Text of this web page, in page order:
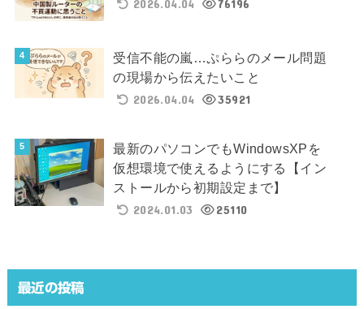
2026.04.04
76196
受信不能の嵐…ぷららのメール問題
の現場から伝えたいこと
2026.04.04
35921
最新のパソコンでもWindowsXPを
仮想環境で使えるようにする【イン
ストールから初期設定まで】
2024.01.03
25110
最近の投稿